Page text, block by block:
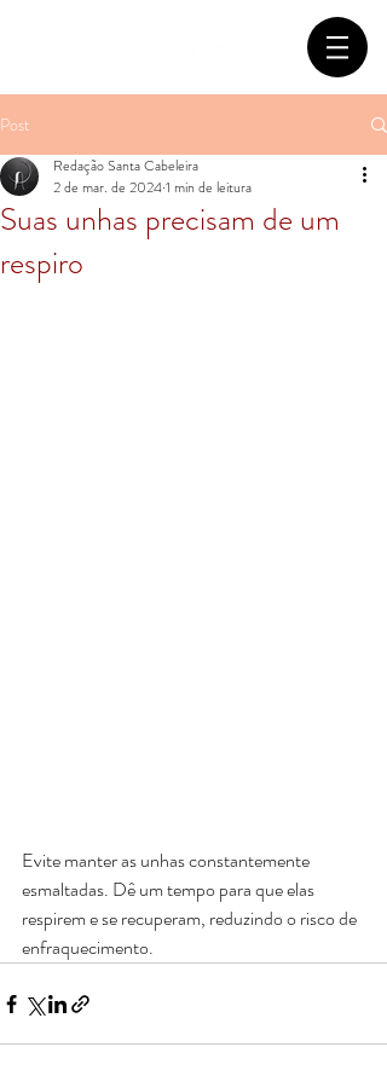
Post
Suas unhas precisam de um
respiro
Redação Santa Cabeleira
2 de mar. de 20241 min de leitura
Evite manter as unhas constantemente
esmaltadas. Dê um tempo para que elas
respirem e se recuperam, reduzindo o risco de
enfraquecimento.